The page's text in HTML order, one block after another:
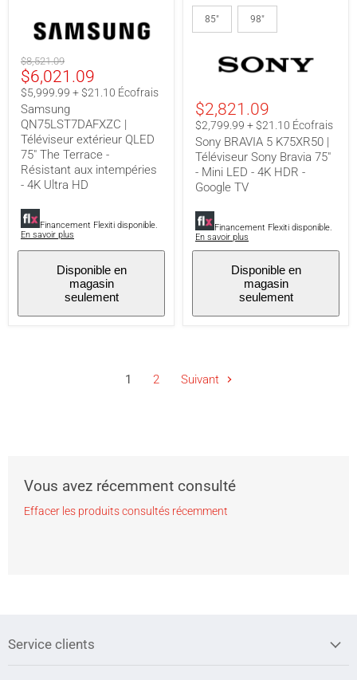
extérieur
QLED
The
Terrace
Résistant
aux
intempéries
4K
Ultra
HD
Prix
original
$8,521.09
Prix
actuel
$6,021.09
$5,999.99 + $21.10 Écofrais
Samsung
QN75LST7DAFXZC |
Téléviseur extérieur QLED
75" The Terrace -
Résistant aux intempéries
- 4K Ultra HD
Financement Flexiti disponible.
En savoir plus
Disponible en
magasin
seulement
K75XR50
Téléviseur
Bravia
LED
4K
HDR
Google
TV
85" 98"
$2,821.09
$2,799.99 + $21.10 Écofrais
Sony BRAVIA 5 K75XR50 |
Téléviseur Sony Bravia 75"
- Mini LED - 4K HDR -
Google TV
Financement Flexiti disponible.
En savoir plus
Disponible en
magasin
seulement
1 2 Suivant
Vous avez récemment consulté
Effacer les produits consultés récemment
Service clients